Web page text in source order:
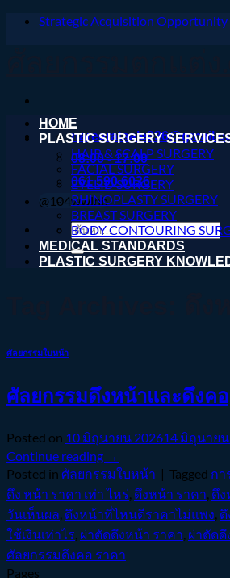
ข้าม
Strategic Acquisition Opportunity
08:00 - 17:00
061 590 6036
@104wwihb
ค้นหา:
HOME
PLASTIC SURGERY
HAIR & SCALP SURGERY
FACIAL SURGERY
EYELID SURGERY
RHINOPLASTY SURGERY
BREAST SURGERY
BODY CONTOURING
MEDICAL STANDARDS
PLASTIC SURGERY
ศัลยกรรมใบหน้า
ศัลยกรรมดึงหน้าและดึงคอ
Posted on 10 มิถุนายน 202614 มิถุนาย
Continue reading →
Posted in ศัลยกรรมใบหน้า | Tagged กา
ดึง หน้า ราคา เท่า ไหร่, ดึงหน้า ราคา, ดึง
วันเห็นผล, ดึงหน้าที่ไหนดีราคาไม่แพง,
ใช้เงินเท่าไร, ผ่าตัดดึงหน้า ราคา, ผ่าตัด
ศัลยกรรมดึงคอ ราคา
Pages